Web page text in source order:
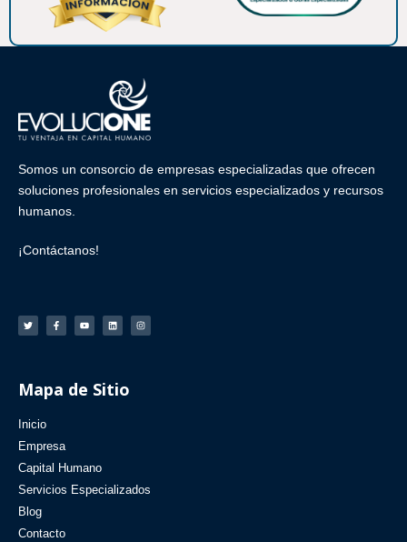
Somos un consorcio de empresas especializadas que ofrecen
soluciones profesionales en servicios especializados y recursos
humanos.
¡Contáctanos!
Mapa de Sitio
Inicio
Empresa
Capital Humano
Servicios Especializados
Blog
Contacto